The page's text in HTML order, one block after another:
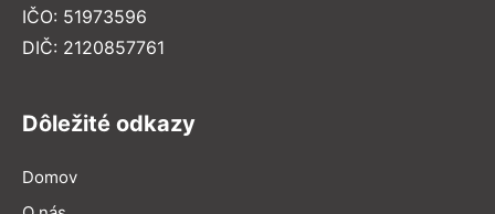
IČO: 51973596
DIČ: 2120857761
Dôležité odkazy
Domov